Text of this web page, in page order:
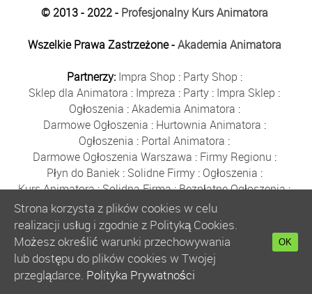
© 2013 - 2022 - Profesjonalny Kurs Animatora
Wszelkie Prawa Zastrzeżone -Akademia Animatora
Partnerzy: Impra Shop : Party Shop :
Sklep dla Animatora : Impreza : Party : Impra Sklep :
Ogłoszenia :Akademia Animatora :
Darmowe Ogłoszenia : Hurtownia Animatora :
Ogłoszenia : Portal Animatora :
Darmowe Ogłoszenia Warszawa : Firmy Regionu :
Płyn do Baniek: Solidne Firmy: Ogłoszenia :
Kurs Animatora:Solidna Firma:Bezpłatne Ogłoszenia:
Animator Czasu Wolnego:
Bezpłatne Ogłoszenia Warszawa:sklep animatora
Bańki Mydlane:Bezpłatne Ogłoszenia
Szkolenie Animatorów:Kurs Animatora
:
Kurs Animatora Warszawa :Rumia
Kurs Animatora Poznań:
Strona korzysta z plików cookies w celu
realizacji usług i zgodnie z Polityką Cookies.
Możesz określić warunki przechowywania
lub dostępu do plików cookies w Twojej
przeglądarce. Polityka Prywatności
OK